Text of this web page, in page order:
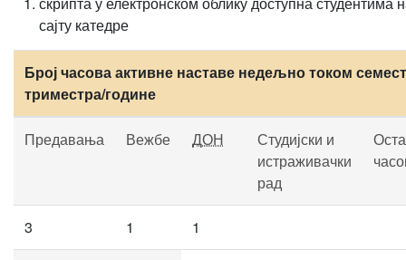
сајту катедре
Број часова активне наставе недељно током
триместра/године
Предавања Вежбе ДОН
Студијски и
истраживачки
рад
3 1 1